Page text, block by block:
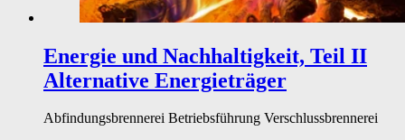
Energie und Nachhaltigkeit, Teil II
Alternative Energieträger
Abfindungsbrennerei Betriebsführung Verschlussbrennerei